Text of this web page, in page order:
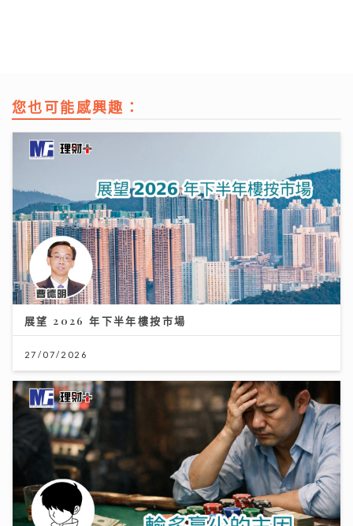
您也可能感興趣：
展望 2026 年下半年樓按市場
27/07/2026